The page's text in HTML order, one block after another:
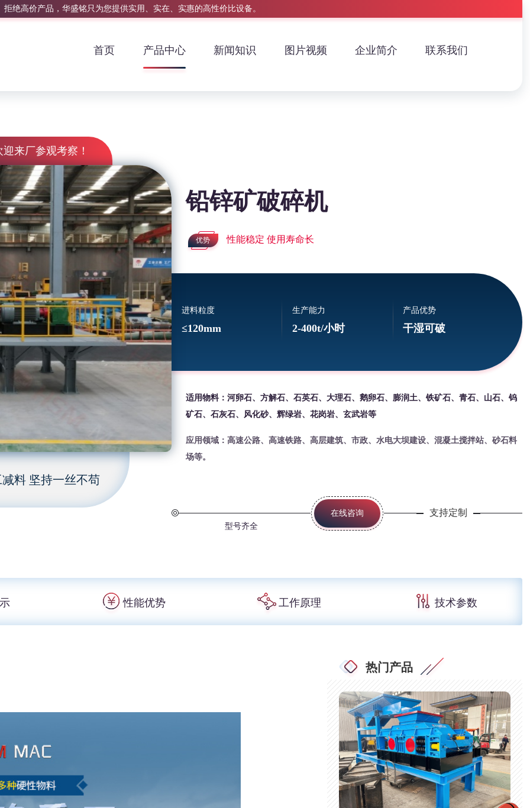
拒绝高价产品，华盛铭只为您提供实用、实在、实惠的高性价比设备。
首页 产品中心 新闻知识 图片视频 企业简介 联系我们
来厂参观考察！
料 坚持一丝不苟
铅锌矿破碎机
优势 性能稳定 使用寿命长
进料粒度
≤120mm
生产能力
2-400t/小时
产品优势
干湿可破
适用物料：河卵石、方解石、石英石、大理石、鹅卵石、膨润土、铁矿石、青石、山石、钨
矿石、石灰石、风化砂、辉绿岩、花岗岩、玄武岩等
应用领域：高速公路、高速铁路、高层建筑、市政、水电大坝建设、混凝土搅拌站、砂石料
场等。
型号齐全
在线咨询 支持定制
性能优势 工作原理 技术参数
热门产品